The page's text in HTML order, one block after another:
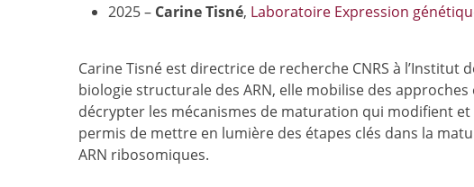
2025 – Carine Tisné, Laboratoire Expression
Carine Tisné est directrice de recherche CNRS à l’Institut
biologie structurale des ARN, elle mobilise des
décrypter les mécanismes de maturation qui modifient et
permis de mettre en lumière des étapes clés dans la
ARN ribosomiques.